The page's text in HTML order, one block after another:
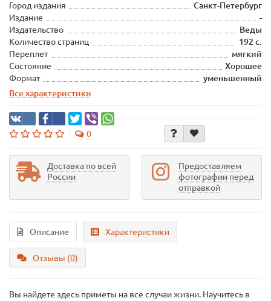
Город издания
Санкт-Петербург
Издание
-
Издательство
Веды
Количество страниц
192 с.
Переплет
мягкий
Состояние
Хорошее
Формат
уменьшенный
Все характеристики
0
Доставка по всей
России
Предоставляем
фотографии перед
отправкой
Описание Характеристики
Отзывы (0)
Вы найдете здесь приметы на все случаи жизни. Научитесь в